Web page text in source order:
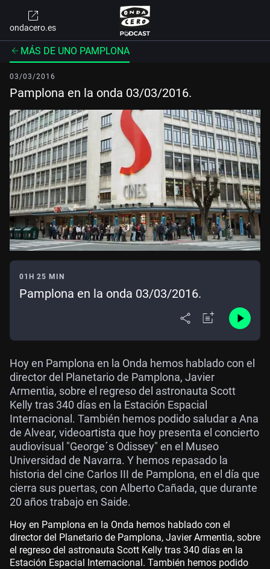
ondacero.es
MÁS DE UNO PAMPLONA
03/03/2016
Pamplona en la onda 03/03/2016.
01H 25 MIN
Pamplona en la onda 03/03/2016.
Hoy en Pamplona en la Onda hemos hablado con el
director del Planetario de Pamplona, Javier
Armentia, sobre el regreso del astronauta Scott
Kelly tras 340 días en la Estación Espacial
Internacional. También hemos podido saludar a Ana
de Alvear, videoartista que hoy presenta el concierto
audiovisual "George´s Odissey" en el Museo
Universidad de Navarra. Y hemos repasado la
historia del cine Carlos III de Pamplona, en el día que
cierra sus puertas, con Alberto Cañada, que durante
20 años trabajo en Saide.
Hoy en Pamplona en la Onda hemos hablado con el
director del Planetario de Pamplona, Javier Armentia, sobre
el regreso del astronauta Scott Kelly tras 340 días en la
Estación Espacial Internacional. También hemos podido